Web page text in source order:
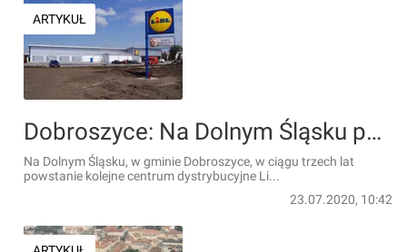
ARTYKUŁ
Dobroszyce: Na Dolnym Śląsku powstanie drugie centrum dystrybucyjne Lidla
Na Dolnym Śląsku, w gminie Dobroszyce, w ciągu trzech lat
powstanie kolejne centrum dystrybucyjne Li...
23.07.2020, 10:42